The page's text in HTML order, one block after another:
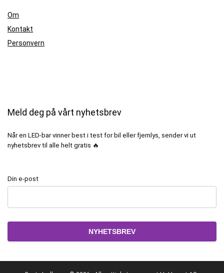
Om
Kontakt
Personvern
Meld deg på vårt nyhetsbrev
Når en LED-bar vinner best i test for bil eller fjernlys, sender vi ut
nyhetsbrev til alle helt gratis 🔥
Din e-post